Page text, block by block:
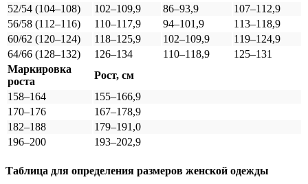
52/54 (104–108)
102–109,9 86–93,9
107–112,9
56/58 (112–116)
110–117,9 94–101,9
113–118,9
60/62 (120–124)
118–125,9 102–109,9
119–124,9
64/66 (128–132)
126–134 110–118,9
125–131
Маркировка
роста
Рост, см
158–164
155–166,9
170–176
167–178,9
182–188
179–191,0
196–200
193–202,9
Таблица для определения размеров женской одежды